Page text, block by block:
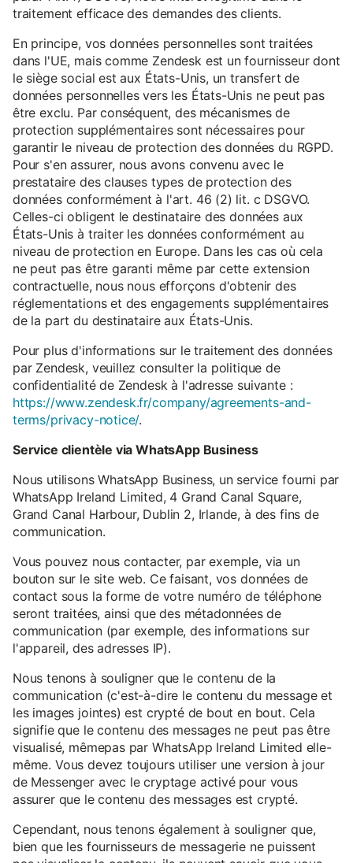
traitement efficace des demandes des clients.
En principe, vos données personnelles sont traitées
dans l'UE, mais comme Zendesk est un fournisseur dont
le siège social est aux États-Unis, un transfert de
données personnelles vers les États-Unis ne peut pas
être exclu. Par conséquent, des mécanismes de
protection supplémentaires sont nécessaires pour
garantir le niveau de protection des données du RGPD.
Pour s'en assurer, nous avons convenu avec le
prestataire des clauses types de protection des
données conformément à l'art. 46 (2) lit. c DSGVO.
Celles-ci obligent le destinataire des données aux
États-Unis à traiter les données conformément au
niveau de protection en Europe. Dans les cas où cela
ne peut pas être garanti même par cette extension
contractuelle, nous nous efforçons d'obtenir des
réglementations et des engagements supplémentaires
de la part du destinataire aux États-Unis.
Pour plus d'informations sur le traitement des données
par Zendesk, veuillez consulter la politique de
confidentialité de Zendesk à l'adresse suivante :
https://www.zendesk.fr/company/agreements-and-
terms/privacy-notice/.
Service clientèle via WhatsApp Business
Nous utilisons WhatsApp Business, un service fourni par
WhatsApp Ireland Limited, 4 Grand Canal Square,
Grand Canal Harbour, Dublin 2, Irlande, à des fins de
communication.
Vous pouvez nous contacter, par exemple, via un
bouton sur le site web. Ce faisant, vos données de
contact sous la forme de votre numéro de téléphone
seront traitées, ainsi que des métadonnées de
communication (par exemple, des informations sur
l'appareil, des adresses IP).
Nous tenons à souligner que le contenu de la
communication (c'est-à-dire le contenu du message et
les images jointes) est crypté de bout en bout. Cela
signifie que le contenu des messages ne peut pas être
visualisé, mêmepas par WhatsApp Ireland Limited elle-
même. Vous devez toujours utiliser une version à jour
de Messenger avec le cryptage activé pour vous
assurer que le contenu des messages est crypté.
Cependant, nous tenons également à souligner que,
bien que les fournisseurs de messagerie ne puissent